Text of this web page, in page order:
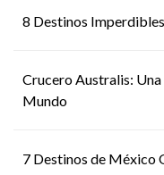
8 Destinos
Crucero Australis:
Mundo
7 Destinos de México